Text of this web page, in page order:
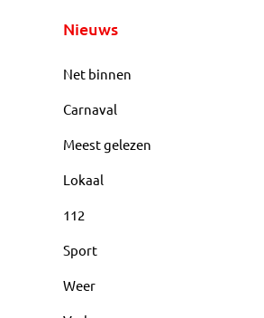
Nieuws
Net binnen
Carnaval
Meest gelezen
Lokaal
112
Sport
Weer